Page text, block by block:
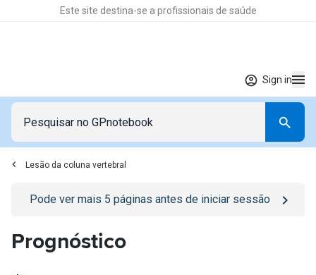
Este site destina-se a profissionais de saúde
Sign in
Lesão da coluna vertebral
Go to/sign-inpage
Pode ver mais 5 páginas antes de iniciar sessão
Prognóstico